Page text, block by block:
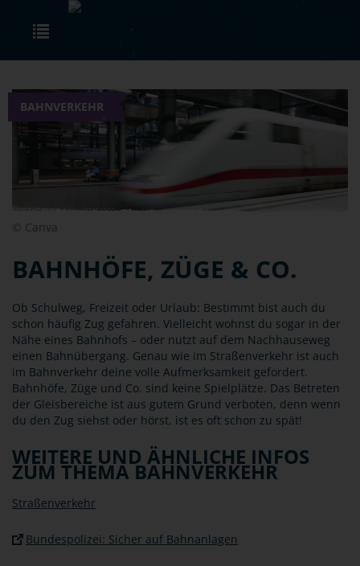
Skip to main content
BAHNVERKEHR
© Canva
BAHNHÖFE, ZÜGE & CO.
Ob Schulweg, Freizeit oder Urlaub: Bestimmt bist auch du
schon häufig Zug gefahren. Vielleicht wohnst du sogar in der
Nähe eines Bahnhofs – oder nutzt auf dem Nachhauseweg
einen Bahnübergang. Genau wie im Straßenverkehr ist auch
im Bahnverkehr deine volle Aufmerksamkeit gefordert.
Bahnhöfe, Züge und Co. sind keine Spielplätze. Das Betreten
der Gleisbereiche ist aus gutem Grund verboten, denn wenn
du den Zug siehst oder hörst, ist es oft schon zu spät!
WEITERE UND ÄHNLICHE INFOS
ZUM THEMA BAHNVERKEHR
Straßenverkehr
Bundespolizei: Sicher auf Bahnanlagen